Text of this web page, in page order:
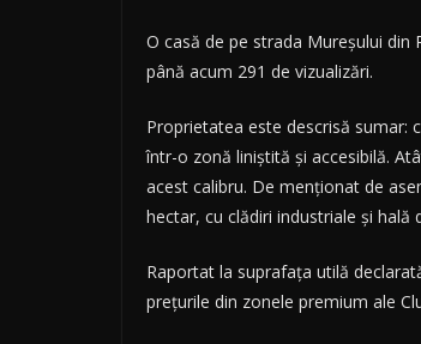
O casă de pe strada Mureșului
până acum 291 de vizualizări.
Proprietatea este descrisă sumar:
într-o zonă liniștită și accesibilă.
acest calibru. De menționat de
hectar, cu clădiri industriale și hală
Raportat la suprafața utilă
prețurile din zonele premium ale